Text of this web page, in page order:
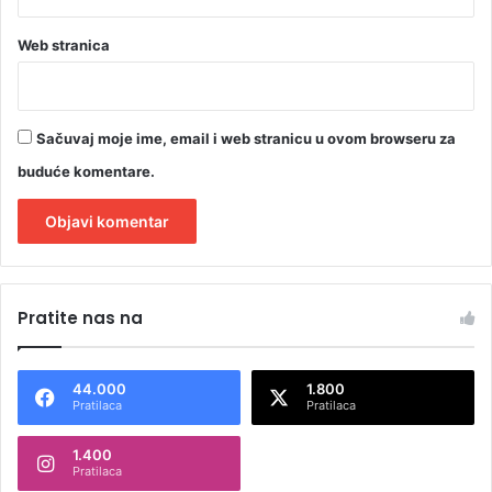
Web stranica
Sačuvaj moje ime, email i web stranicu u ovom browseru za
buduće komentare.
t
n
Pratite nas na
44.000
Pratilaca
1.800
Pratilaca
1.400
Pratilaca